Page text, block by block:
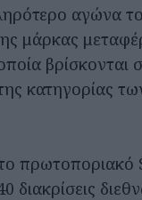
αγώνα
μάρκας
βρίσκονται
κατηγορίας
πρωτοποριακό
διακρίσεις